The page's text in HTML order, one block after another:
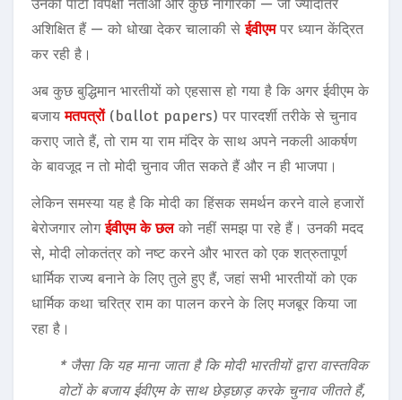
उनकी पार्टी विपक्षी नेताओं और कुछ नागरिकों — जो ज्यादातर
अशिक्षित हैं — को धोखा देकर चालाकी सेईवीएमपर ध्यान केंद्रित
कर रही है।
अब कुछ बुद्धिमान भारतीयों को एहसास हो गया है कि अगर ईवीएम के
बजायमतपत्रों(ballot papers) पर पारदर्शी तरीके से चुनाव
कराए जाते हैं, तो राम या राम मंदिर के साथ अपने नकली आकर्षण
के बावजूद न तो मोदी चुनाव जीत सकते हैं और न ही भाजपा।
लेकिन समस्या यह है कि मोदी का हिंसक समर्थन करने वाले हजारों
बेरोजगार लोगईवीएम के छलको नहीं समझ पा रहे हैं। उनकी मदद
से, मोदी लोकतंत्र को नष्ट करने और भारत को एक शत्रुतापूर्ण
धार्मिक राज्य बनाने के लिए तुले हुए हैं, जहां सभी भारतीयों को एक
धार्मिक कथा चरित्र राम का पालन करने के लिए मजबूर किया जा
रहा है।
* जैसा कि यह माना जाता है कि मोदी भारतीयों द्वारा वास्तविक
वोटों के बजाय ईवीएम के साथ छेड़छाड़ करके चुनाव जीतते हैं,